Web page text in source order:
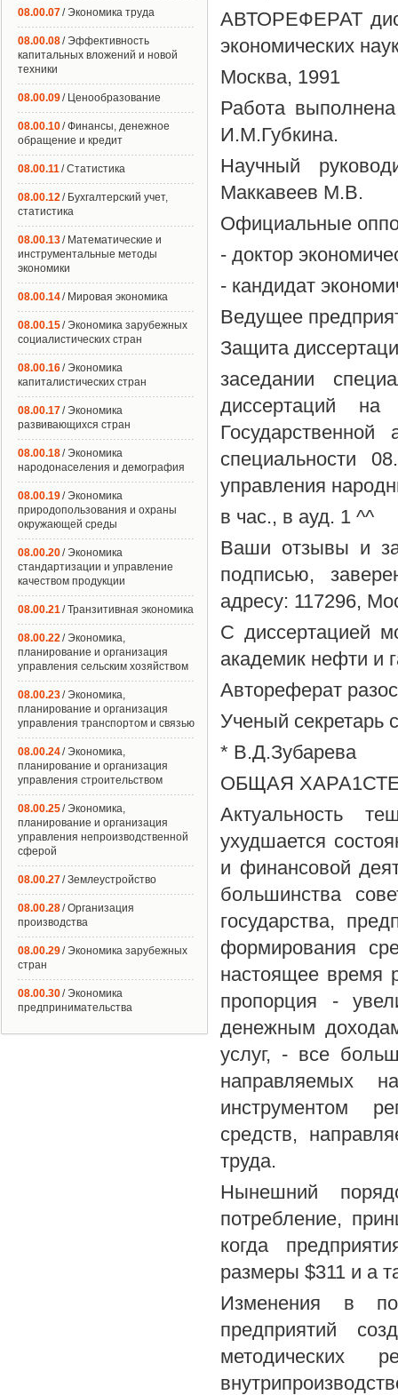
АВТОРЕФЕРАТ
экономических
Москва, 1991
Работа
И.М.Губкина.
Научный
Маккавеев М.В.
Официальные
- доктор
- кандидат
Ведущее
Защита
заседании
диссертаций
специальности
управления
в час., в ауд. 1 ^^
Ваши отзывы и
подписью,
адресу: 117296,
С диссертацией
академик нефти и
Автореферат
Ученый секретарь
* В.Д.Зубарева
ОБЩАЯ
Актуальность
ухудшается
и финансовой
большинства
государства,
формирования
настоящее время
пропорция -
денежным
услуг, - все
направляемых
инструментом
средств,
труда.
Нынешний
потребление,
когда
размеры $311 и а
Изменения в
предприятий
методических
08.00.07/ Экономика труда
08.00.08/ Эффективность
капитальных вложений и новой
техники
08.00.09/ Ценообразование
08.00.10/ Финансы, денежное
обращение и кредит
08.00.11/ Статистика
08.00.12/ Бухгалтерский учет,
статистика
08.00.13/ Математические и
инструментальные методы
экономики
08.00.14/ Мировая экономика
08.00.15/ Экономика зарубежных
социалистических стран
08.00.16/ Экономика
капиталистических стран
08.00.17/ Экономика
развивающихся стран
08.00.18/ Экономика
народонаселения и демография
08.00.19/ Экономика
природопользования и охраны
окружающей среды
08.00.20/ Экономика
стандартизации и управление
качеством продукции
08.00.21/ Транзитивная экономика
08.00.22/ Экономика,
планирование и организация
управления сельским хозяйством
08.00.23/ Экономика,
планирование и организация
управления транспортом и связью
08.00.24/ Экономика,
планирование и организация
управления строительством
08.00.25/ Экономика,
планирование и организация
управления непроизводственной
сферой
08.00.27/ Землеустройство
08.00.28/ Организация
производства
08.00.29/ Экономика зарубежных
стран
08.00.30/ Экономика
предпринимательства